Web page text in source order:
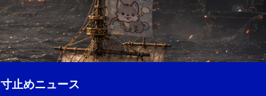
寸止めニュース